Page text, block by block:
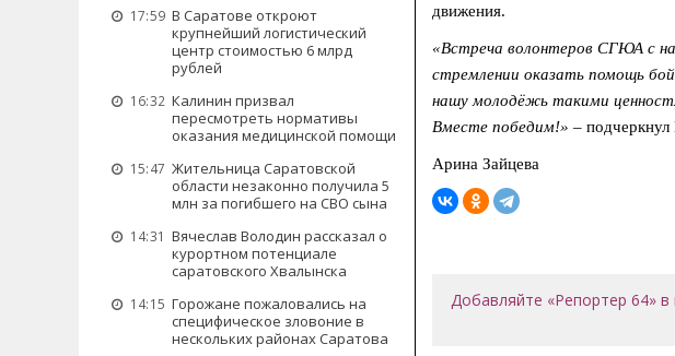
17:59 В Саратове откроют
крупнейший логистический
центр стоимостью 6 млрд
рублей
16:32 Калинин призвал
пересмотреть нормативы
оказания медицинской помощи
15:47 Жительница Саратовской
области незаконно получила 5
млн за погибшего на СВО сына
14:31 Вячеслав Володин рассказал о
курортном потенциале
саратовского Хвалынска
14:15 Горожане пожаловались на
специфическое зловоние в
нескольких районах Саратова
движения.
«Встреча волонтеров СГЮА с
стремлении оказать помощь
нашу молодёжь такими
Вместе победим!» – подчеркнул
Арина Зайцева
Добавляйте «Репортер 64»